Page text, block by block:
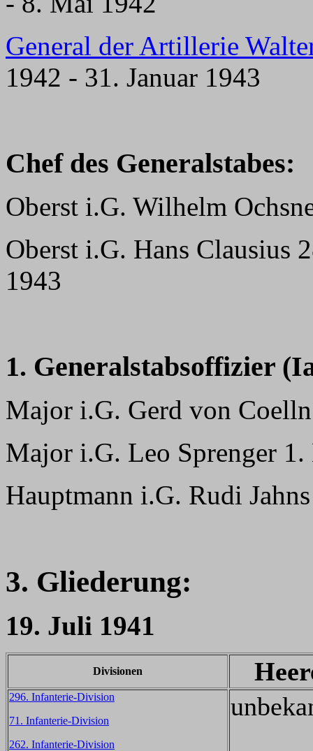
General der Artillerie
1942 - 31. Januar 1943
Chef des Generalstabes:
Oberst i.G. Wilhelm
Oberst i.G. Hans Clausius
1943
1. Generalstabsoffizier
Major i.G. Gerd von
Major i.G. Leo Sprenger
Hauptmann i.G. Rudi
3. Gliederung:
19. Juli 1941
Divisionen
296. Infanterie-Division
71. Infanterie-Division
262. Infanterie-Division